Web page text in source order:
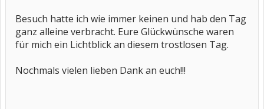
Besuch hatte ich wie immer keinen und hab den Tag
ganz alleine verbracht. Eure Glückwünsche waren
für mich ein Lichtblick an diesem trostlosen Tag.
Nochmals vielen lieben Dank an euch!!!